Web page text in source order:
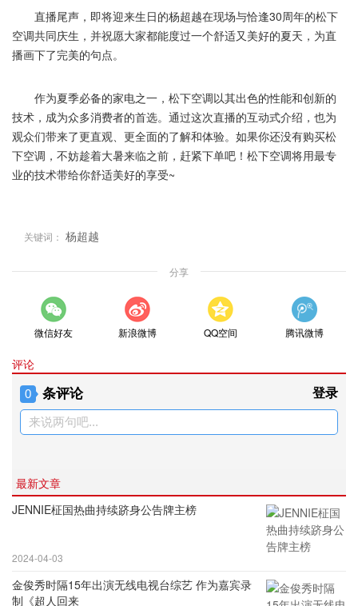
直播尾声，即将迎来生日的杨超越在现场与恰逢30周年的松下
空调共同庆生，并祝愿大家都能度过一个舒适又美好的夏天，为直
播画下了完美的句点。
作为夏季必备的家电之一，松下空调以其出色的性能和创新的
技术，成为众多消费者的首选。通过这次直播的互动式介绍，也为
观众们带来了更直观、更全面的了解和体验。如果你还没有购买松
下空调，不妨趁着大暑来临之前，赶紧下单吧！松下空调将用最专
业的技术带给你舒适美好的享受~
关键词： 杨超越
分享
微信好友 新浪微博 QQ空间 腾讯微博
评论
0 条评论 登录
来说两句吧...
最新文章
JENNIE柾国热曲持续跻身公告牌主榜
2024-04-03
金俊秀时隔15年出演无线电视台综艺 作为嘉宾录
制《超人回来